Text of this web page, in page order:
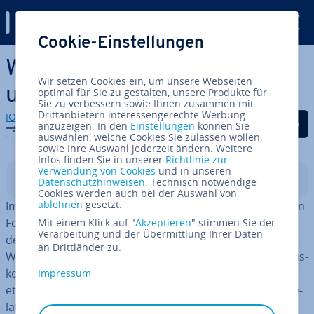
Zum Haupt­in­halt springen
Web­frame­works – Überblick
und Klas­si­fi­zie­rung
IONOS Redaktion
18.10.2022
Auf Facebook teilen
Auf Twitter teilen
Auf LinkedIn
In­halts­ver­zeich­nis
Immer mehr Desk­top­an­wen­dun­gen wandern ins Netz. In
Form von Web-Ap­pli­ka­tio­nen stehen sie Nutzern über
den Browser zur Verfügung. Klas­si­sche Bespiele sind
Webmailer oder Brow­ser­games. Auch im Un­ter­neh­mens­
kon­text hat sich Software-as-a-Service als Li­zenz­mo­dell
etabliert. Es gibt
fürs Customer-Re­
la­ti­onship-Ma­nage­ment, für Wa­ren­wirt­schaft, News­let­
Cookie-Einstellungen
Wir setzen Cookies ein, um unsere Webseiten
optimal für Sie zu gestalten, unsere Produkte für
Sie zu verbessern sowie Ihnen zusammen mit
Drittanbietern interessengerechte Werbung
anzuzeigen. In den Einstellungen können Sie
auswählen, welche Cookies Sie zulassen wollen,
sowie Ihre Auswahl jederzeit ändern. Weitere
Infos finden Sie in unserer Richtlinie zur
Verwendung von Cookies und in unseren
Datenschutzhinweisen. Technisch notwendige
Cookies werden auch bei der Auswahl von
ablehnen gesetzt.
Mit einem Klick auf "Akzeptieren" stimmen Sie der
Verarbeitung und der Übermittlung Ihrer Daten
an Drittländer zu.
Impressum